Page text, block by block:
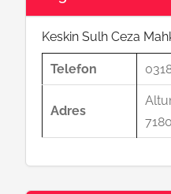
Keskin Sulh Ceza
Telefon
Adres